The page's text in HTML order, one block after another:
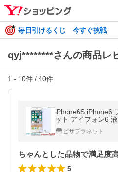
毎日引けるくじ 今すぐ挑戦
qyj********さんの商品レ
1 - 10件 / 40件
iPhone6S iPhone6
ット アイフォン6
シール シート 光沢
ピザプラネット
ちゃんとした品物で満足度
5